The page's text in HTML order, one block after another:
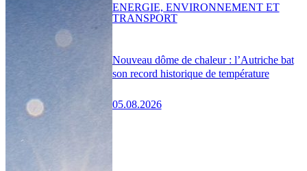
Nouveau dôme de chaleur : l’Autriche bat
son record historique de température
05.08.2026
ENERGIE, ENVIRONNEMENT ET
TRANSPORT